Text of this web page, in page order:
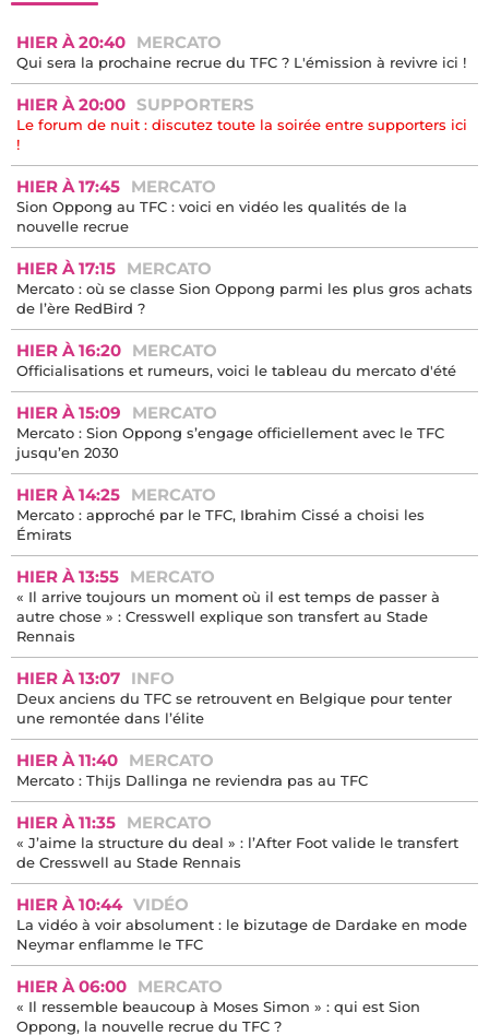
HIER À 20:40 MERCATO
Qui sera la prochaine recrue du TFC ? L'émission à revivre ici !
HIER À 20:00 SUPPORTERS
Le forum de nuit : discutez toute la soirée entre supporters ici
!
HIER À 17:45 MERCATO
Sion Oppong au TFC : voici en vidéo les qualités de la
nouvelle recrue
HIER À 17:15 MERCATO
Mercato : où se classe Sion Oppong parmi les plus gros achats
de l’ère RedBird ?
HIER À 16:20 MERCATO
Officialisations et rumeurs, voici le tableau du mercato d'été
HIER À 15:09 MERCATO
Mercato : Sion Oppong s’engage officiellement avec le TFC
jusqu’en 2030
HIER À 14:25 MERCATO
Mercato : approché par le TFC, Ibrahim Cissé a choisi les
Émirats
HIER À 13:55 MERCATO
« Il arrive toujours un moment où il est temps de passer à
autre chose » : Cresswell explique son transfert au Stade
Rennais
HIER À 13:07 INFO
Deux anciens du TFC se retrouvent en Belgique pour tenter
une remontée dans l’élite
HIER À 11:40 MERCATO
Mercato : Thijs Dallinga ne reviendra pas au TFC
HIER À 11:35 MERCATO
« J’aime la structure du deal » : l’After Foot valide le transfert
de Cresswell au Stade Rennais
HIER À 10:44 VIDÉO
La vidéo à voir absolument : le bizutage de Dardake en mode
Neymar enflamme le TFC
HIER À 06:00 MERCATO
« Il ressemble beaucoup à Moses Simon » : qui est Sion
Oppong, la nouvelle recrue du TFC ?